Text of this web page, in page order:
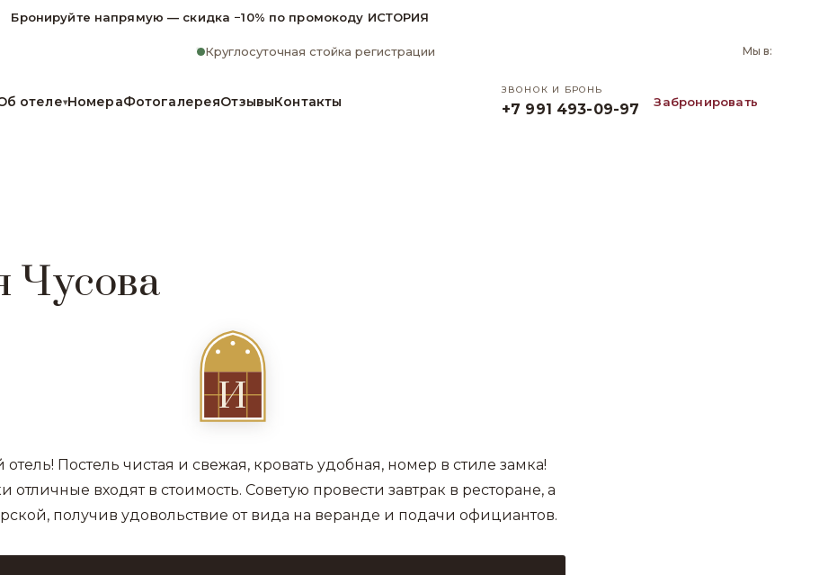
Бронируйте напрямую — скидка −10% по промокоду ИСТОРИЯ
Круглосуточная стойка регистрации Мы в:
отеле▾НомераФотогалереяОтзывыКонтакты
ЗВОНОК И БРОНЬ
+7 991 493-09-97 Забронировать
Чусова
И
Постель чистая и свежая, кровать удобная, номер в стиле замка!
отличные входят в стоимость. Советую провести завтрак в ресторане, а
получив удовольствие от вида на веранде и подачи официантов.